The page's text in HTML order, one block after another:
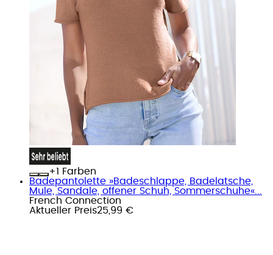
+
Farben
Badepantolette »Badeschlappe, Badelatsche,
Mule, Sandale, offener Schuh, Sommerschuhe«...
French Connection
Aktueller Preis25,99 €